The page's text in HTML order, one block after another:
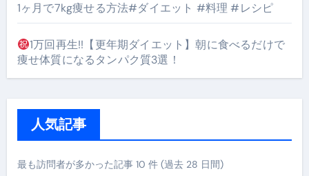
1ヶ月で7kg痩せる方法#ダイエット #料理 #レシピ
1万回再生!!【更年期ダイエット】朝に食べるだけで
痩せ体質になるタンパク質3選！
人気記事
最も訪問者が多かった記事 10 件 (過去 28 日間)